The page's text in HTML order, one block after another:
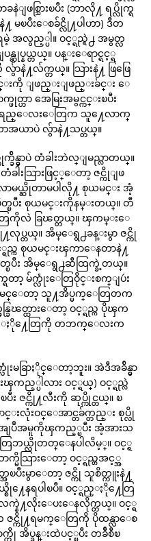
ဖစ္သြားၿပီး (ဘာလို႔ ရပ္လိုက္ရ
မၿပီးေစခ်င္လို႔ပါဟာ) ဒီတ
အလွည့္ပါ။ ဝင့္ရည္ရဲ႕ အမွတ္လ
ပ္နယ္တယ္။ ပန္းေရာင္ရင့္ရ
လ်က္တယ္။ သြားနဲ႔ ဖြဖြေ
င္းကို ျဖည္းျဖည္းခ်င္း ေ
ဟာ အေမြးအမွင္ကင္းၿပီး
ရည္ေလးေတြက သူ႔ေလာက္
အယာပဲ လွ်ာနဲ႔သပ္တယ္။
န္မွာပဲ တံခါးဘဲလ္ျမည္လာတယ္။
ခါးသြားဖြင့္ေတာ့ ဇင္ကိုျဖ
ာမယ္ဆိုတာမပါလို႔ စုယမင္း အံ့
တ္ၿပီး စုယမင္းကိုနမ္းတယ္။ တီ
ြကိုလဲ ခြၽတ္တယ္။ ၾကမ္းေ
ပ္တယ္။ အိမ္ေရွ႕ခန္းမွာ ဇင္ကို
က စုယမင္းၾကာေနတာနဲ႔
ပီး အိမ္ေရွ႕ဆီထြက္ခဲ့တယ္။
ေတာ့ မ်က္လုံးေတြဝိုင္းစက္ျပဴး
မင္ေတာ့ သူ႔အိပ္မက္ေတြတက
ြၽတ္ထားေတာ့ ဝင့္ရည္က ပိုၾက
ႏို႔ေတြကို တဘက္ေလးက
လုံးမခြာႏိုင္ေတာ့ဘူး။ အဲဒီအခ်ိန္မွာ
ၾကည့္ပါလား ဝင့္ရယ္) ဝင့္ရည္လဲ
ပီး ဇင္ကို႔လီးကို ဆုပ္ကိုင္တယ္။ ၿ
ာင္းလုံးဝင္ေအာင္တခ်က္တည္း စုပ္လို
အျပဳအမူကိုၾကည့္ၿပီး အံ့အားသ
တြဘယ္လိုတတ္ေနပါလိမ့္။ ဝင့္ရ
မိသြားေတာ့ ဝင့္ရည္တအင့္အ
ၿပီးမွာေတာ့ ဇင္ကို သူစိတ္ကူးနဲ႔
႔ေနရပါၿပီ။ ဝင့္ရည္ႏို႔ေတြ
က္နဲ႔လိုးေပးေနလိုက္တယ္။ ဝင့္ရ
ကို႔ရမက္ေတြကို ပိုထန္လာေစ
အိပ္ခန္းထဲပင့္ၿပီး တခ်ီစီၿ